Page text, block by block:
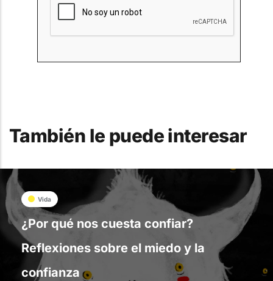
También le puede interesar
Vida
¿Por qué nos cuesta confiar?
Reflexiones sobre el miedo y la
confianza